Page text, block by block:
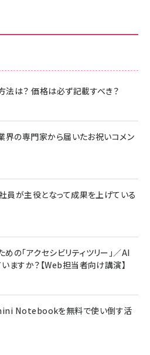
は？ 価格は必ず記載すべき？
界の専門家から届いたお祝いコメン
員が主役となって成果を上げている
の「アクセシビリティツリー」／AI
ますか？【Web担当者向け講演】
Notebookを無料で使い倒す活